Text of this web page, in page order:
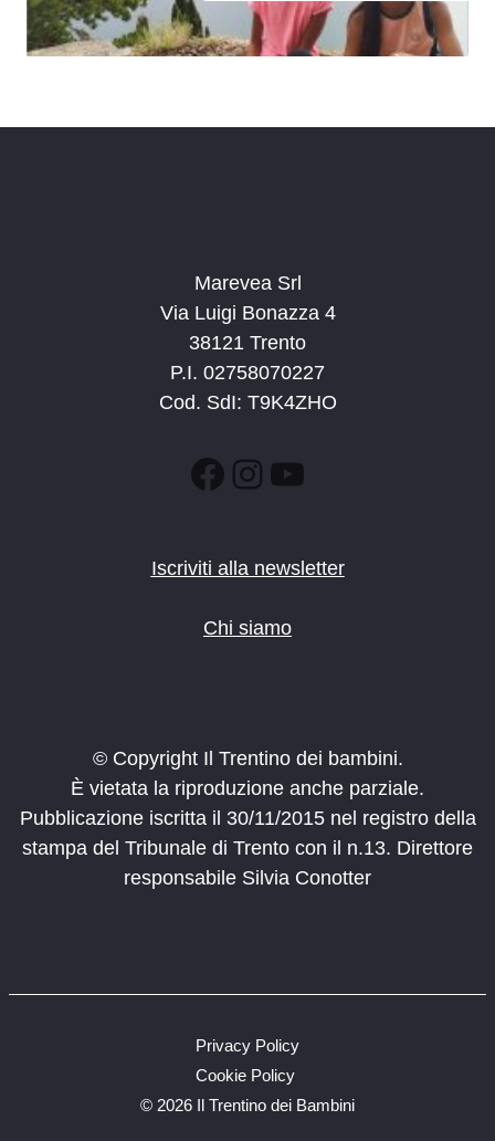
Marevea Srl
Via Luigi Bonazza 4
38121 Trento
P.I. 02758070227
Cod. SdI: T9K4ZHO
Facebook
Instagram
YouTube
Iscriviti alla newsletter
Chi siamo
© Copyright Il Trentino dei bambini.
È vietata la riproduzione anche parziale.
Pubblicazione iscritta il 30/11/2015 nel registro della
stampa del Tribunale di Trento con il n.13. Direttore
responsabile Silvia Conotter
© 2026 Il Trentino dei Bambini
Privacy Policy
Cookie Policy